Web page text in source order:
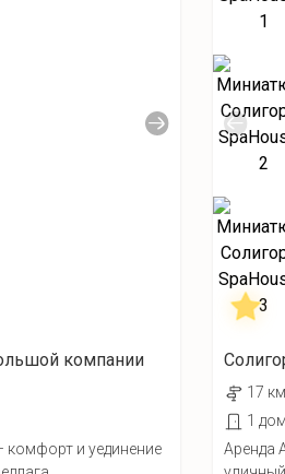
компании
комфорт и уединение
17
1
Аренда